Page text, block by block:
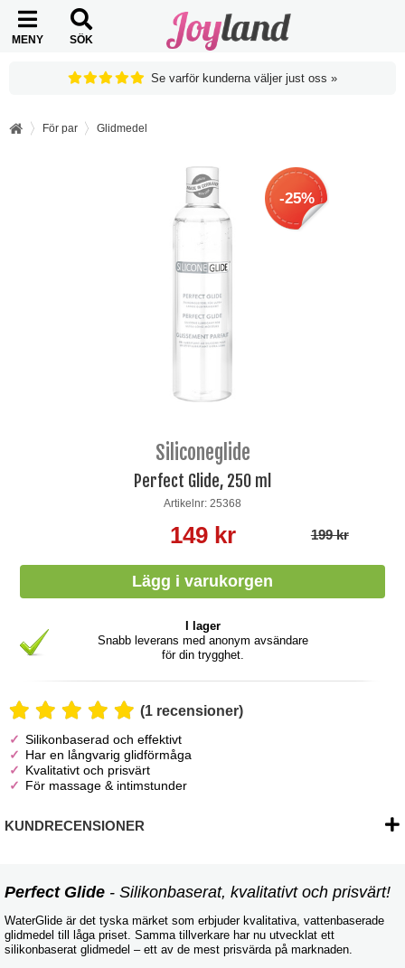
MENY SÖK
Se varför kunderna väljer just oss »
För par Glidmedel
-25%
Siliconeglide
Perfect Glide, 250 ml
Artikelnr: 25368
149 kr 199 kr
I lager
Snabb leverans med anonym avsändare
för din trygghet.
(1 recensioner)
Silikonbaserad och effektivt
Har en långvarig glidförmåga
Kvalitativt och prisvärt
För massage & intimstunder
KUNDRECENSIONER
Perfect Glide - Silikonbaserat, kvalitativt och prisvärt!
WaterGlide är det tyska märket som erbjuder kvalitativa, vattenbaserade
glidmedel till låga priset. Samma tillverkare har nu utvecklat ett
silikonbaserat glidmedel – ett av de mest prisvärda på marknaden.